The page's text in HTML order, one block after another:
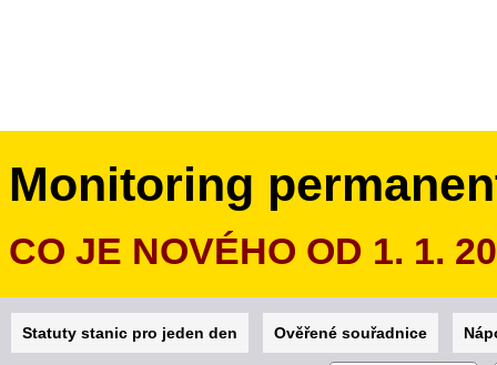
Monitoring
CO JE NOVÉHO OD 1. 1.
Statuty stanic pro jeden den Ověřené souřadnice